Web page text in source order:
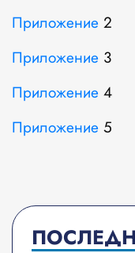
Приложение 2
Приложение 3
Приложение 4
Приложение 5